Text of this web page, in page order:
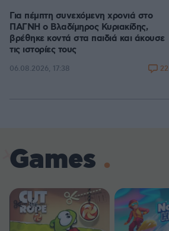
Για πέμπτη συνεχόμενη χρονιά στο
ΠΑΓΝΗ ο Βλαδίμηρος Κυριακίδης,
βρέθηκε κοντά στα παιδιά και άκουσε
τις ιστορίες τους
06.08.2026, 17:38 22
Games